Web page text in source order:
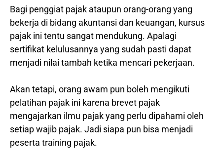
Bagi penggiat pajak ataupun orang-orang yang
bekerja di bidang akuntansi dan keuangan, kursus
pajak ini tentu sangat mendukung. Apalagi
sertifikat kelulusannya yang sudah pasti dapat
menjadi nilai tambah ketika mencari pekerjaan.
Akan tetapi, orang awam pun boleh mengikuti
pelatihan pajak ini karena brevet pajak
mengajarkan ilmu pajak yang perlu dipahami oleh
setiap wajib pajak. Jadi siapa pun bisa menjadi
peserta training pajak.